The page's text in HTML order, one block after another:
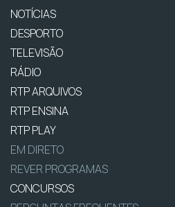
NOTÍCIAS
DESPORTO
TELEVISÃO
RÁDIO
RTP ARQUIVOS
RTP ENSINA
RTP PLAY
EM DIRETO
REVER PROGRAMAS
CONCURSOS